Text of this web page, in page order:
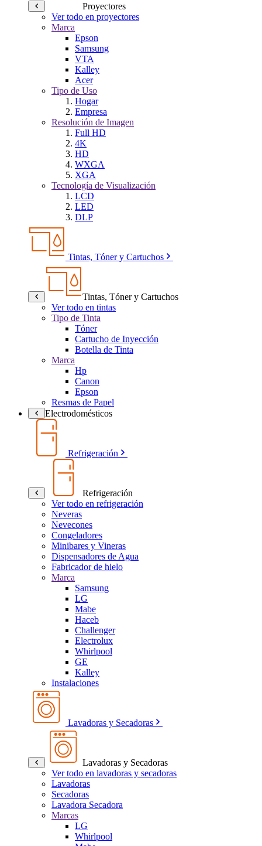
Proyectores
Ver todo en proyectores
Marca
Epson
Samsung
VTA
Kalley
Acer
Tipo de Uso
Hogar
Empresa
Resolución de Imagen
Full HD
4K
HD
WXGA
XGA
Tecnología de Visualización
LCD
LED
DLP
Tintas, Tóner y Cartuchos
Tintas, Tóner y Cartuchos
Ver todo en tintas
Tipo de Tinta
Tóner
Cartucho de Inyección
Botella de Tinta
Marca
Hp
Canon
Epson
Resmas de Papel
Electrodomésticos
Refrigeración
Refrigeración
Ver todo en refrigeración
Neveras
Nevecones
Congeladores
Minibares y Vineras
Dispensadores de Agua
Fabricador de hielo
Marca
Samsung
LG
Mabe
Haceb
Challenger
Electrolux
Whirlpool
GE
Kalley
Instalaciones
Lavadoras y Secadoras
Lavadoras y Secadoras
Ver todo en lavadoras y secadoras
Lavadoras
Secadoras
Lavadora Secadora
Marcas
LG
Whirlpool